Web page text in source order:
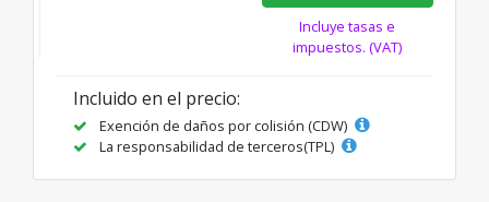
Incluye tasas e
impuestos. (VAT)
Incluido en el precio:
Exención de daños por colisión (CDW)
La responsabilidad de terceros(TPL)